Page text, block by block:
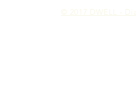
© 2017 DWELL -